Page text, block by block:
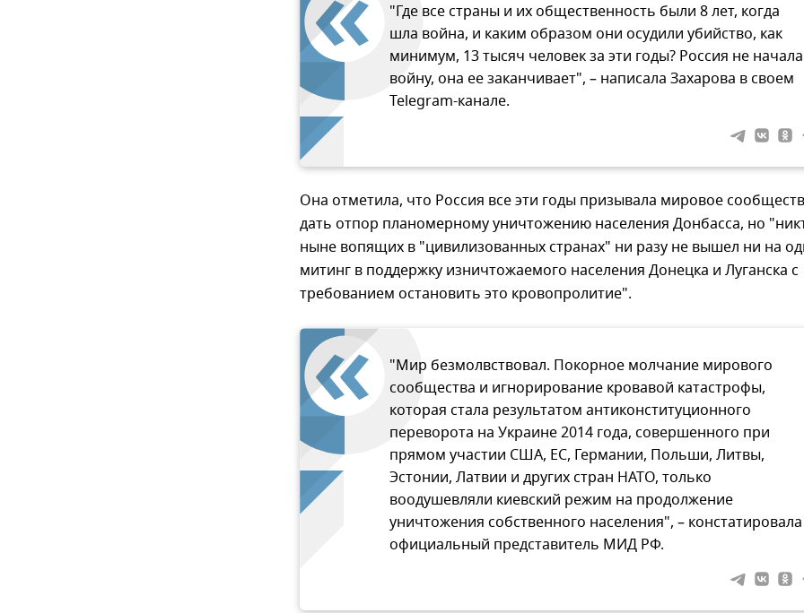
"Где все страны и их общественность были 8 лет, когда
шла война, и каким образом они осудили убийство, как
минимум, 13 тысяч человек за эти годы? Россия не начала
войну, она ее заканчивает", – написала Захарова в своем
Telegram-канале.
Она отметила, что Россия все эти годы призывала мировое
дать отпор планомерному уничтожению населения Донбасса, но
ныне вопящих в "цивилизованных странах" ни разу не вышел ни на
митинг в поддержку изничтожаемого населения Донецка и Луганска с
требованием остановить это кровопролитие".
"Мир безмолвствовал. Покорное молчание мирового
сообщества и игнорирование кровавой катастрофы,
которая стала результатом антиконституционного
переворота на Украине 2014 года, совершенного при
прямом участии США, ЕС, Германии, Польши, Литвы,
Эстонии, Латвии и других стран НАТО, только
воодушевляли киевский режим на продолжение
уничтожения собственного населения", – констатировала
официальный представитель МИД РФ.